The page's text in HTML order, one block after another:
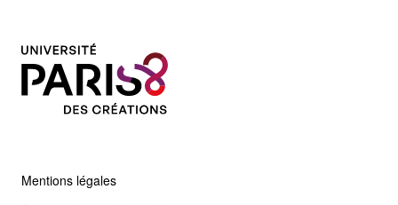
Mentions légales